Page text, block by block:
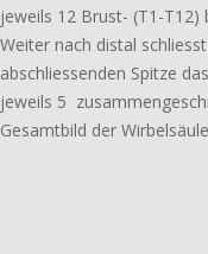
jeweils 12 Brust- (T1-T12)
Weiter nach distal
abschlies­sen­den Spitze
jeweils 5
Gesamtbild der